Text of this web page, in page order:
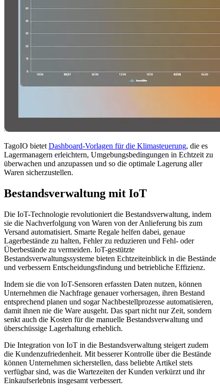
TagoIO bietet Dashboard-Vorlagen für die Klimasteuerung, die es
Lagermanagern erleichtern, Umgebungsbedingungen in Echtzeit zu
überwachen und anzupassen und so die optimale Lagerung aller
Waren sicherzustellen.
Bestandsverwaltung mit IoT
Die IoT-Technologie revolutioniert die Bestandsverwaltung, indem
sie die Nachverfolgung von Waren von der Anlieferung bis zum
Versand automatisiert. Smarte Regale helfen dabei, genaue
Lagerbestände zu halten, Fehler zu reduzieren und Fehl- oder
Überbestände zu vermeiden. IoT-gestützte
Bestandsverwaltungssysteme bieten Echtzeiteinblick in die Bestände
und verbessern Entscheidungsfindung und betriebliche Effizienz.
Indem sie die von IoT-Sensoren erfassten Daten nutzen, können
Unternehmen die Nachfrage genauer vorhersagen, ihren Bestand
entsprechend planen und sogar Nachbestellprozesse automatisieren,
damit ihnen nie die Ware ausgeht. Das spart nicht nur Zeit, sondern
senkt auch die Kosten für die manuelle Bestandsverwaltung und
überschüssige Lagerhaltung erheblich.
Die Integration von IoT in die Bestandsverwaltung steigert zudem
die Kundenzufriedenheit. Mit besserer Kontrolle über die Bestände
können Unternehmen sicherstellen, dass beliebte Artikel stets
verfügbar sind, was die Wartezeiten der Kunden verkürzt und ihr
Einkaufserlebnis insgesamt verbessert.